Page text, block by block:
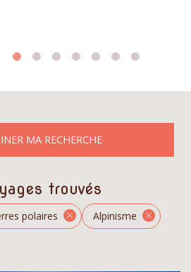
MA RECHERCHE
trouvés
polaires Alpinisme